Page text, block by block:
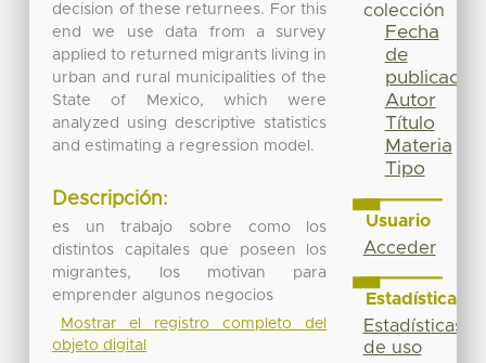
decision of these returnees. For this
end we use data from a survey
applied to returned migrants living in
urban and rural municipalities of the
State of Mexico, which were
analyzed using descriptive statistics
and estimating a regression model.
Descripción:
es un trabajo sobre como los
distintos capitales que poseen los
migrantes, los motivan para
emprender algunos negocios
Mostrar el registro completo del
objeto digital
colección
Fecha
de
publicación
Autor
Título
Materia
Tipo
Usuario
Acceder
Estadísticas
Estadísticas
de uso